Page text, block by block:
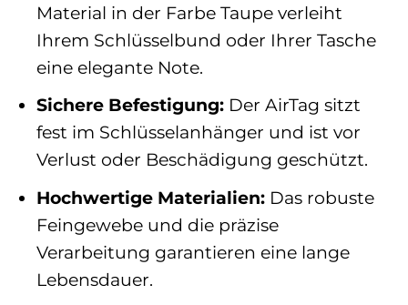
Material in der Farbe Taupe verleiht
Ihrem Schlüsselbund oder Ihrer Tasche
eine elegante Note.
Sichere Befestigung: Der AirTag sitzt
fest im Schlüsselanhänger und ist vor
Verlust oder Beschädigung geschützt.
Hochwertige Materialien: Das robuste
Feingewebe und die präzise
Verarbeitung garantieren eine lange
Lebensdauer.